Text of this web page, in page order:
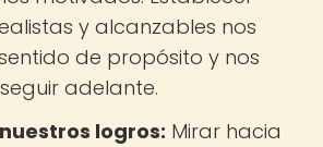
y alcanzables nos
de propósito y nos
adelante.
logros: Mirar hacia